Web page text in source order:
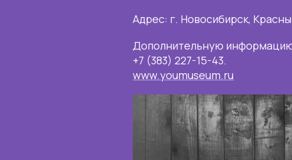
Адрес: г. Новосибирск,
Дополнительную
+7 (383) 227-15-43.
www.youmuseum.ru